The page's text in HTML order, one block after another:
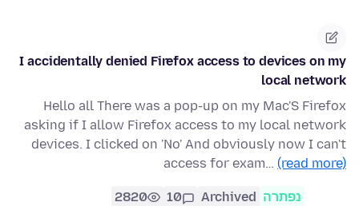
I accidentally denied Firefox access to devices on my
local network
Hello all There was a pop-up on my Mac'S Firefox
asking if I allow Firefox access to my local network
devices. I clicked on 'No' And obviously now I can't
access for exam… (read more)
נפתרה Archived
10
2820